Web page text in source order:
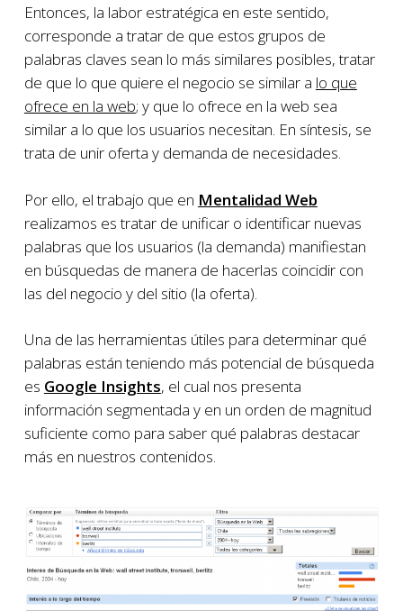
Entonces, la labor estratégica en este sentido,
corresponde a tratar de que estos grupos de
palabras claves sean lo más similares posibles, tratar
de que lo que quiere el negocio se similar a lo que
ofrece en la web; y que lo ofrece en la web sea
similar a lo que los usuarios necesitan. En síntesis, se
trata de unir oferta y demanda de necesidades.
Por ello, el trabajo que en Mentalidad Web
realizamos es tratar de unificar o identificar nuevas
palabras que los usuarios (la demanda) manifiestan
en búsquedas de manera de hacerlas coincidir con
las del negocio y del sitio (la oferta).
Una de las herramientas útiles para determinar qué
palabras están teniendo más potencial de búsqueda
es Google Insights, el cual nos presenta
información segmentada y en un orden de magnitud
suficiente como para saber qué palabras destacar
más en nuestros contenidos.